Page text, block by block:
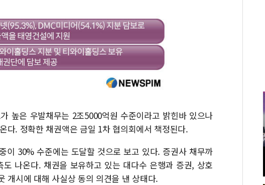
높은 우발채무는 2조5000억원 수준이라고 밝힌바 있으나
다. 정확한 채권액은 금일 1차 협의회에서 책정된다.
이 30% 수준에는 도달할 것으로 보고 있다. 증권사 채무까
나온다. 채권을 보유하고 있는 대다수 은행과 증권, 상호
개시에 대해 사실상 동의 의견을 낸 상태다.